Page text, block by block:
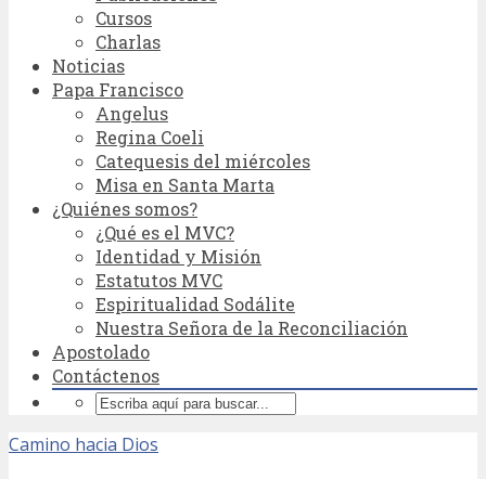
Cursos
Charlas
Noticias
Papa Francisco
Angelus
Regina Coeli
Catequesis del miércoles
Misa en Santa Marta
¿Quiénes somos?
¿Qué es el MVC?
Identidad y Misión
Estatutos MVC
Espiritualidad Sodálite
Nuestra Señora de la Reconciliación
Apostolado
Contáctenos
Camino hacia Dios